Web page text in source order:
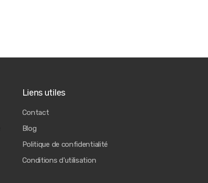
Liens utiles
Contact
Blog
Politique de confidentialité
Conditions d'utilisation